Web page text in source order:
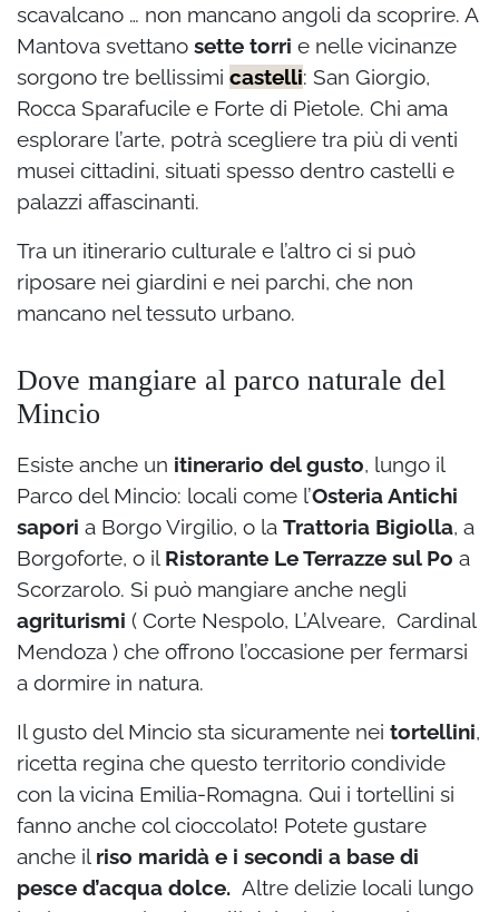
scavalcano … non mancano angoli da scoprire. A
Mantova svettano sette torri e nelle vicinanze
sorgono tre bellissimi castelli: San Giorgio,
Rocca Sparafucile e Forte di Pietole. Chi ama
esplorare l’arte, potrà scegliere tra più di venti
musei cittadini, situati spesso dentro castelli e
palazzi affascinanti.
Tra un itinerario culturale e l’altro ci si può
riposare nei giardini e nei parchi, che non
mancano nel tessuto urbano.
Dove mangiare al parco naturale del
Mincio
Esiste anche un itinerario del gusto, lungo il
Parco del Mincio: locali come l’Osteria Antichi
sapori a Borgo Virgilio, o la Trattoria Bigiolla, a
Borgoforte, o il Ristorante Le Terrazze sul Po a
Scorzarolo. Si può mangiare anche negli
agriturismi ( Corte Nespolo, L’Alveare, Cardinal
Mendoza ) che offrono l’occasione per fermarsi
a dormire in natura.
Il gusto del Mincio sta sicuramente nei tortellini,
ricetta regina che questo territorio condivide
con la vicina Emilia-Romagna. Qui i tortellini si
fanno anche col cioccolato! Potete gustare
anche il riso maridà e i secondi a base di
pesce d’acqua dolce. Altre delizie locali lungo